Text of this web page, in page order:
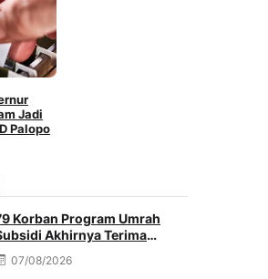
Jadi
Palopo
Korban Program Umrah
Akhirnya Terima
Penuh, Nenek Sutinah
Kuasa Menahan Haru
07/08/2026